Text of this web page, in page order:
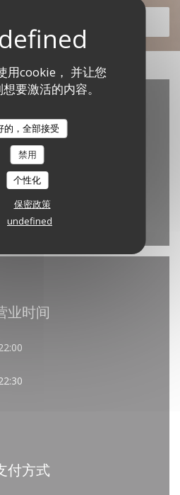
用cookie， 并让您
要激活的内容。
的，全部接受
禁用
个性化
保密政策
undefined
已禁用。
业时间
付方式